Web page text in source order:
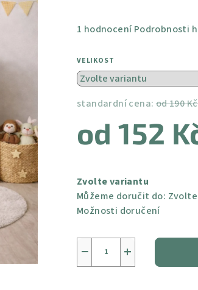
Průměrné
produktu
je
5,0
z
hvězdiček.
1 hodnocení Podrobnosti
VELIKOST
standardní cena: od 190
od152
cena:
Zvolte variantu
Můžeme doručit do:
Možnosti doručení
+
−